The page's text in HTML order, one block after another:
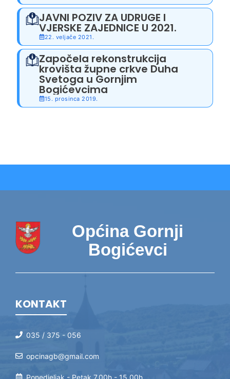
JAVNI POZIV ZA UDRUGE I
VJERSKE ZAJEDNICE U 2021.
22. veljače 2021.
Započela rekonstrukcija
krovišta župne crkve Duha
Svetoga u Gornjim
Bogićevcima
15. prosinca 2019.
Općina Gornji
Bogićevci
KONTAKT
035 / 375 - 056
opcinagb@gmail.com
Ponedjeljak - Petak 7.00h - 15.00h